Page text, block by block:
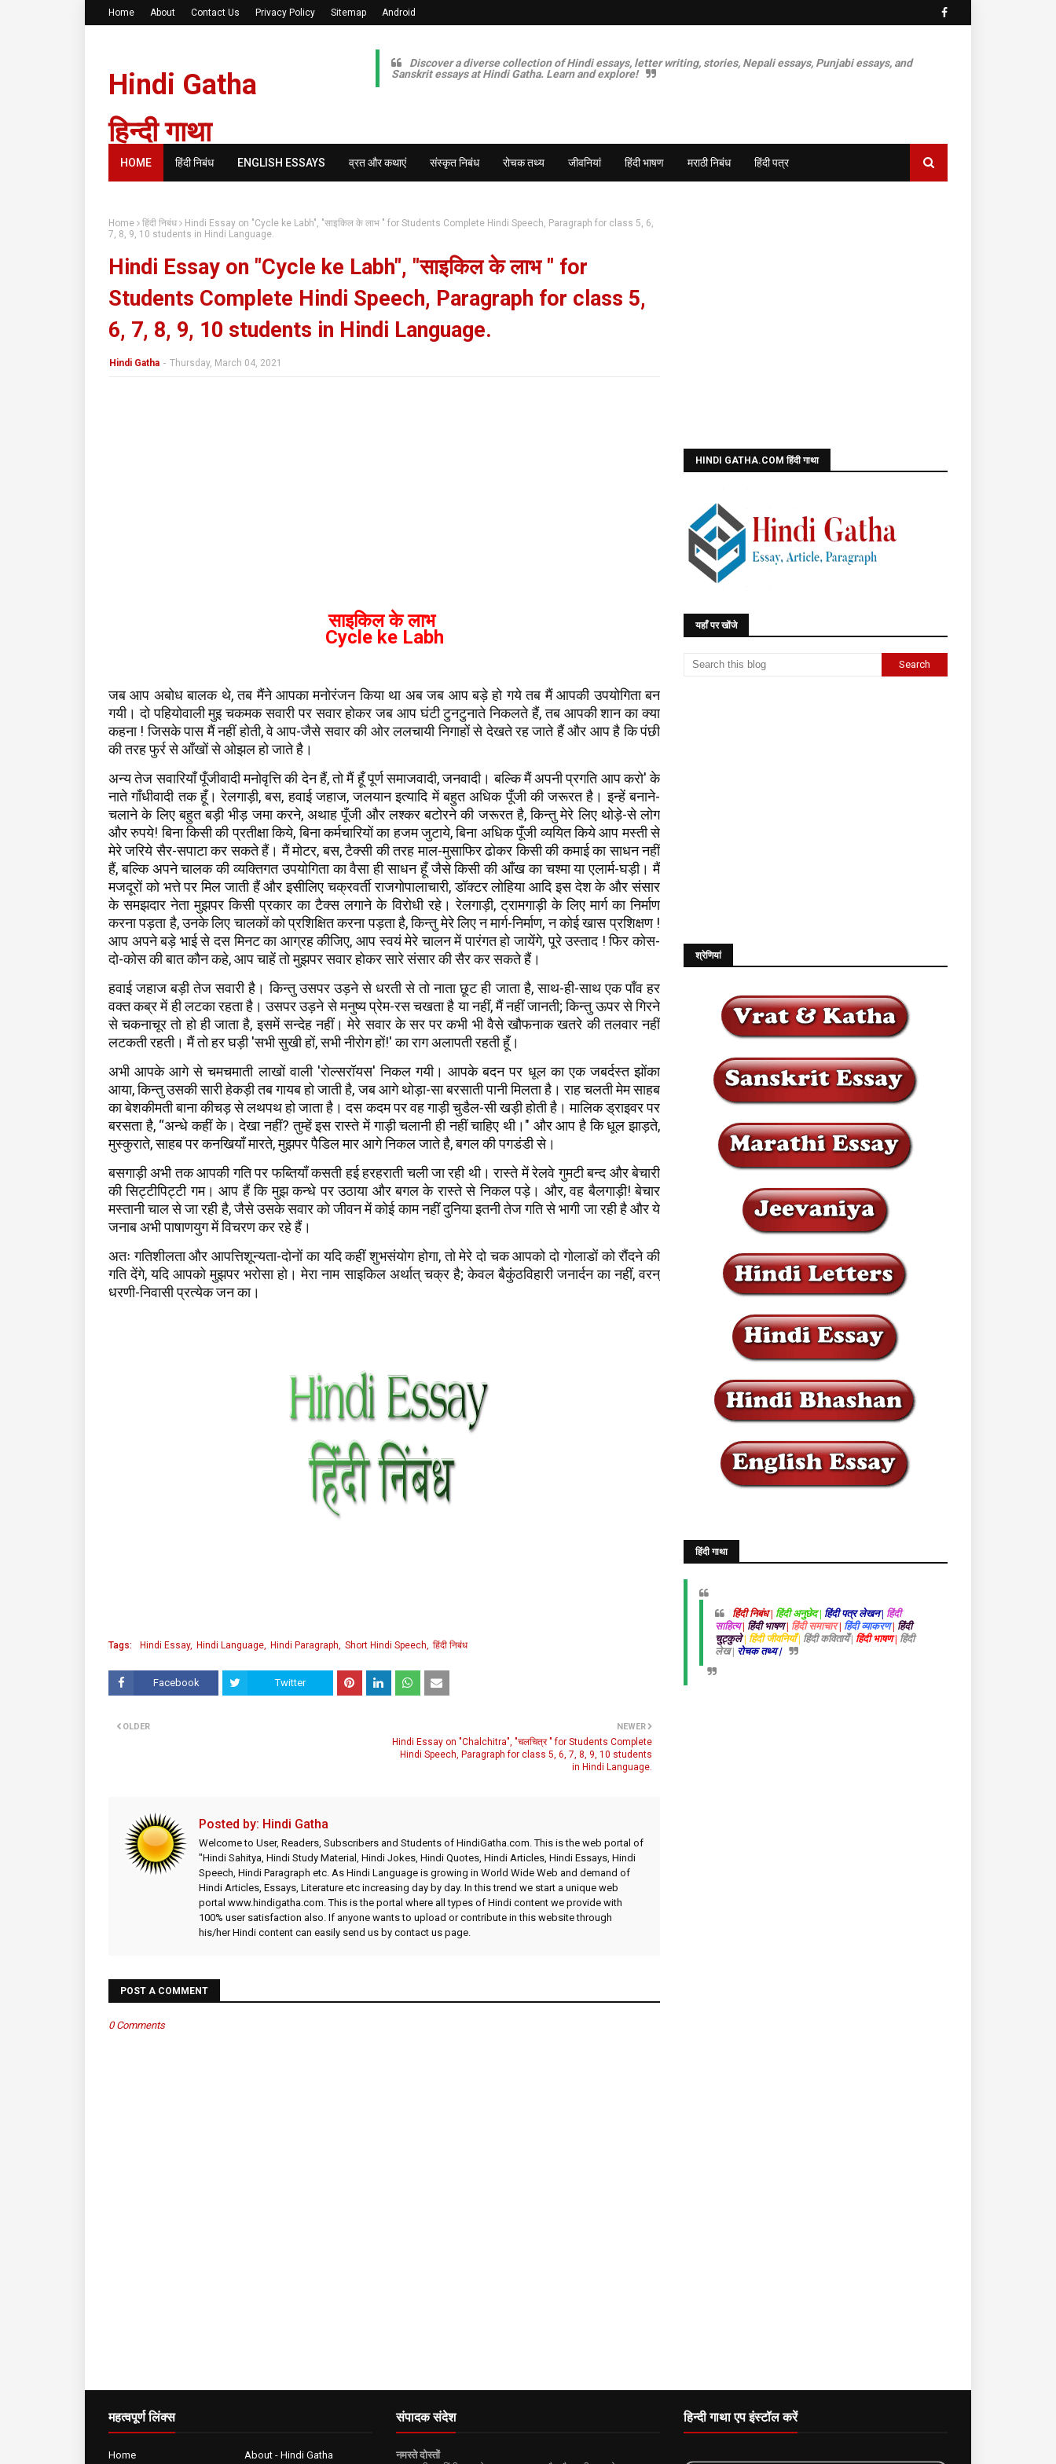
Home About Contact Us Privacy Policy Sitemap Android
Hindi Gatha
हिन्दी गाथा
Discover a diverse collection of Hindi essays, letter writing, stories, Nepali essays, Punjabi essays, and
Sanskrit essays at Hindi Gatha. Learn and explore!
HOME हिंदी निबंध ENGLISH ESSAYS व्रत और कथाएं संस्कृत निबंध रोचक तथ्य जीवनियां हिंदी भाषण मराठी निबंध हिंदी पत्र
Home हिंदी निबंध
Hindi Essay on "Cycle ke Labh", "साइकिल के लाभ " for Students Complete Hindi Speech, Paragraph for class 5, 6,
7, 8, 9, 10 students in Hindi Language.
Hindi Essay on "Cycle ke Labh", "साइकिल के लाभ " for
Students Complete Hindi Speech, Paragraph for class 5,
6, 7, 8, 9, 10 students in Hindi Language.
Hindi Gatha - Thursday, March 04, 2021
साइकिल के लाभ
Cycle ke Labh
जब आप अबोध बालक थे, तब मैंने आपका मनोरंजन किया था अब जब आप बड़े हो गये तब मैं आपकी उपयोगिता बन
गयी। दो पहियोवाली मुइ चकमक सवारी पर सवार होकर जब आप घंटी टुनटुनाते निकलते हैं, तब आपकी शान का क्या
कहना ! जिसके पास मैं नहीं होती, वे आप-जैसे सवार की ओर ललचायी निगाहों से देखते रह जाते हैं और आप है कि पंछी
की तरह फुर्र से आँखों से ओझल हो जाते है।
अन्य तेज सवारियाँ पूँजीवादी मनोवृत्ति की देन हैं, तो मैं हूँ पूर्ण समाजवादी, जनवादी। बल्कि मैं अपनी प्रगति आप करो' के
नाते गाँधीवादी तक हूँ। रेलगाड़ी, बस, हवाई जहाज, जलयान इत्यादि में बहुत अधिक पूँजी की जरूरत है। इन्हें बनाने-
चलाने के लिए बहुत बड़ी भीड़ जमा करने, अथाह पूँजी और लश्कर बटोरने की जरूरत है, किन्तु मेरे लिए थोड़े-से लोग
और रुपये! बिना किसी की प्रतीक्षा किये, बिना कर्मचारियों का हजम जुटाये, बिना अधिक पूँजी व्ययित किये आप मस्ती से
मेरे जरिये सैर-सपाटा कर सकते हैं। मैं मोटर, बस, टैक्सी की तरह माल-मुसाफिर ढोकर किसी की कमाई का साधन नहीं
हैं, बल्कि अपने चालक की व्यक्तिगत उपयोगिता का वैसा ही साधन हूँ जैसे किसी की आँख का चश्मा या एलार्म-घड़ी। मैं
मजदूरों को भत्ते पर मिल जाती हैं और इसीलिए चक्रवर्ती राजगोपालाचारी, डॉक्टर लोहिया आदि इस देश के और संसार
के समझदार नेता मुझपर किसी प्रकार का टैक्स लगाने के विरोधी रहे। रेलगाड़ी, ट्रामगाड़ी के लिए मार्ग का निर्माण
करना पड़ता है, उनके लिए चालकों को प्रशिक्षित करना पड़ता है, किन्तु मेरे लिए न मार्ग-निर्माण, न कोई खास प्रशिक्षण !
आप अपने बड़े भाई से दस मिनट का आग्रह कीजिए, आप स्वयं मेरे चालन में पारंगत हो जायेंगे, पूरे उस्ताद ! फिर कोस-
दो-कोस की बात कौन कहे, आप चाहें तो मुझपर सवार होकर सारे संसार की सैर कर सकते हैं।
हवाई जहाज बड़ी तेज सवारी है। किन्तु उसपर उड़ने से धरती से तो नाता छूट ही जाता है, साथ-ही-साथ एक पाँव हर
वक्त कब्र में ही लटका रहता है। उसपर उड़ने से मनुष्य प्रेम-रस चखता है या नहीं, मैं नहीं जानती; किन्तु ऊपर से गिरने
से चकनाचूर तो हो ही जाता है, इसमें सन्देह नहीं। मेरे सवार के सर पर कभी भी वैसे खौफनाक खतरे की तलवार नहीं
लटकती रहती। मैं तो हर घड़ी 'सभी सुखी हों, सभी नीरोग हों!' का राग अलापती रहती हूँ।
अभी आपके आगे से चमचमाती लाखों वाली 'रोल्सरॉयस' निकल गयी। आपके बदन पर धूल का एक जबर्दस्त झोंका
आया, किन्तु उसकी सारी हेकड़ी तब गायब हो जाती है, जब आगे थोड़ा-सा बरसाती पानी मिलता है। राह चलती मेम साहब
का बेशकीमती बाना कीचड़ से लथपथ हो जाता है। दस कदम पर वह गाड़ी चुडैल-सी खड़ी होती है। मालिक ड्राइवर पर
बरसता है, “अन्धे कहीं के। देखा नहीं? तुम्हें इस रास्ते में गाड़ी चलानी ही नहीं चाहिए थी।" और आप है कि धूल झाड़ते,
मुस्कुराते, साहब पर कनखियाँ मारते, मुझपर पैडिल मार आगे निकल जाते है, बगल की पगडंडी से।
बसगाड़ी अभी तक आपकी गति पर फब्तियाँ कसती हई हरहराती चली जा रही थी। रास्ते में रेलवे गुमटी बन्द और बेचारी
की सिट्टीपिट्टी गम। आप हैं कि मुझ कन्धे पर उठाया और बगल के रास्ते से निकल पड़े। और, वह बैलगाड़ी! बेचार
मस्तानी चाल से जा रही है, जैसे उसके सवार को जीवन में कोई काम नहीं दुनिया इतनी तेज गति से भागी जा रही है और ये
जनाब अभी पाषाणयुग में विचरण कर रहे हैं।
अतः गतिशीलता और आपत्तिशून्यता-दोनों का यदि कहीं शुभसंयोग होगा, तो मेरे दो चक आपको दो गोलाडों को रौंदने की
गति देंगे, यदि आपको मुझपर भरोसा हो। मेरा नाम साइकिल अर्थात् चक्र है; केवल बैकुंठविहारी जनार्दन का नहीं, वरन्
धरणी-निवासी प्रत्येक जन का।
Tags: Hindi Essay Hindi Language Hindi Paragraph Short Hindi Speech हिंदी निबंध
Facebook Twitter
NEWER
Hindi Essay on "Chalchitra", "चलचित्र " for Students Complete
Hindi Speech, Paragraph for class 5, 6, 7, 8, 9, 10 students
in Hindi Language.
OLDER
Posted by: Hindi Gatha
Welcome to User, Readers, Subscribers and Students of HindiGatha.com. This is the web portal of
"Hindi Sahitya, Hindi Study Material, Hindi Jokes, Hindi Quotes, Hindi Articles, Hindi Essays, Hindi
Speech, Hindi Paragraph etc. As Hindi Language is growing in World Wide Web and demand of
Hindi Articles, Essays, Literature etc increasing day by day. In this trend we start a unique web
portal www.hindigatha.com. This is the portal where all types of Hindi content we provide with
100% user satisfaction also. If anyone wants to upload or contribute in this website through
his/her Hindi content can easily send us by contact us page.
POST A COMMENT
0 Comments
HINDI GATHA.COM हिंदी गाथा
यहाँ पर खोंजे
श्रेणियां
हिंदी गाथा
हिंदी निबंध | हिंदी अनुछेद | हिंदी पत्र लेखन | हिंदी
साहित्य| हिंदी भाषण| हिंदी समाचार| हिंदी व्याकरण| हिंदी
चुट्कुले| हिंदी जीवनियाँ | हिंदी कवितायेँ | हिंदी भाषण | हिंदी
लेख | रोचक तथ्य |
महत्वपूर्ण लिंक्स
Home About - Hindi Gatha
संपादक संदेश
नमस्ते दोस्तों
हिन्दी गाथा एप इंस्टॉल करें